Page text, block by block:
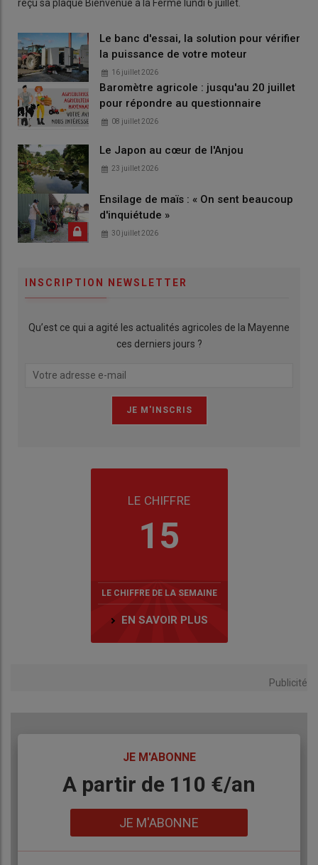
reçu sa plaque Bienvenue à la Ferme lundi 6 juillet.
Le banc d'essai, la solution pour vérifier
la puissance de votre moteur
16 juillet 2026
Baromètre agricole : jusqu'au 20 juillet
pour répondre au questionnaire
08 juillet 2026
Le Japon au cœur de l'Anjou
23 juillet 2026
Ensilage de maïs : « On sent beaucoup
d'inquiétude »
30 juillet 2026
INSCRIPTION NEWSLETTER
Qu’est ce qui a agité les actualités agricoles de la Mayenne
ces derniers jours ?
LE CHIFFRE
15
LE CHIFFRE DE LA SEMAINE
EN SAVOIR PLUS
Publicité
JE M'ABONNE
BodyA partir de 110 €/an
JE M'ABONNE